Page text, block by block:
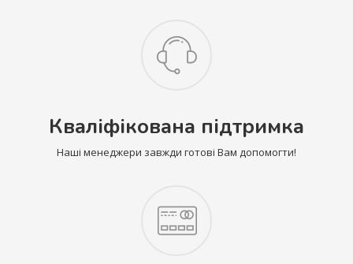
Кваліфікована підтримка
Наші менеджери завжди готові Вам допомогти!